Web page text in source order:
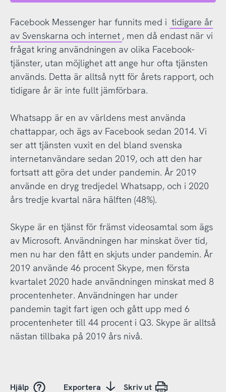
Facebook Messenger har funnits med i tidigare år
av Svenskarna och internet , men då endast när vi
frågat kring användningen av olika Facebook-
tjänster, utan möjlighet att ange hur ofta tjänsten
används. Detta är alltså nytt för årets rapport, och
tidigare år är inte fullt jämförbara.
Whatsapp är en av världens mest använda
chattappar, och ägs av Facebook sedan 2014. Vi
ser att tjänsten vuxit en del bland svenska
internetanvändare sedan 2019, och att den har
fortsatt att göra det under pandemin. År 2019
använde en dryg tredjedel Whatsapp, och i 2020
års tredje kvartal nära hälften (48%).
Skype är en tjänst för främst videosamtal som ägs
av Microsoft. Användningen har minskat över tid,
men nu har den fått en skjuts under pandemin. År
2019 använde 46 procent Skype, men första
kvartalet 2020 hade användningen minskat med 8
procentenheter. Användningen har under
pandemin tagit fart igen och gått upp med 6
procentenheter till 44 procent i Q3. Skype är alltså
nästan tillbaka på 2019 års nivå.
Hjälp Exportera Skriv ut